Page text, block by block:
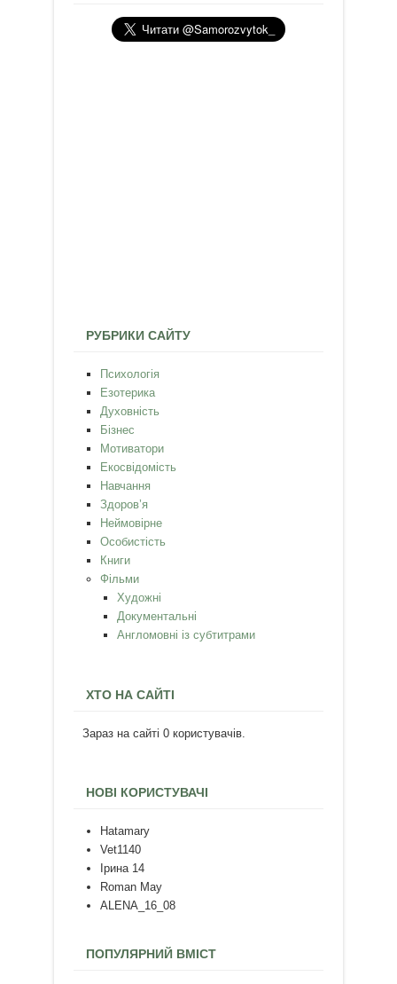
РУБРИКИ САЙТУ
Психологія
Езотерика
Духовність
Бізнес
Мотиватори
Екосвідомість
Навчання
Здоров’я
Неймовірне
Особистість
Книги
Фільми
Художні
Документальні
Англомовні із субтитрами
ХТО НА САЙТІ
Зараз на сайті 0 користувачів.
НОВІ КОРИСТУВАЧІ
Hatamary
Vet1140
Ірина 14
Roman May
ALENA_16_08
ПОПУЛЯРНИЙ ВМІСТ